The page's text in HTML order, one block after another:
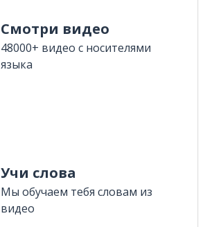
Смотри видео
48000+ видео с носителями
языка
Учи слова
Мы обучаем тебя словам из
видео